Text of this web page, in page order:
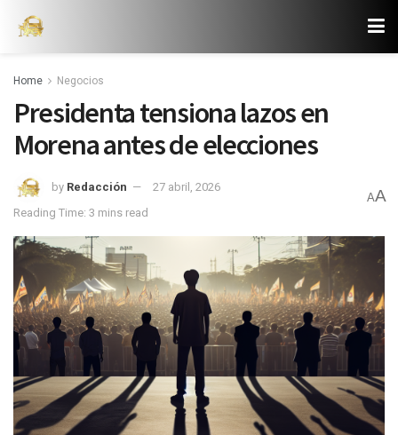
Home Negocios
Presidenta tensiona lazos en
Morena antes de elecciones
by Redacción
27 abril, 2026
Reading Time: 3 mins read
AA